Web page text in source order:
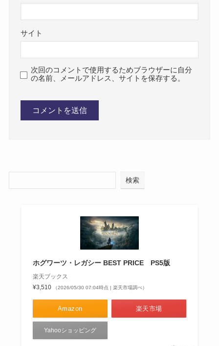
サイト
次回のコメントで使用するためブラウザーに自分
の名前、メールアドレス、サイトを保存する。
検索
ホグワーツ・レガシー BEST PRICE PS5版
楽天ブックス
¥3,510
（2026/05/30 07:04時点 | 楽天市場調べ）
Amazon 楽天市場
Yahooショッピング